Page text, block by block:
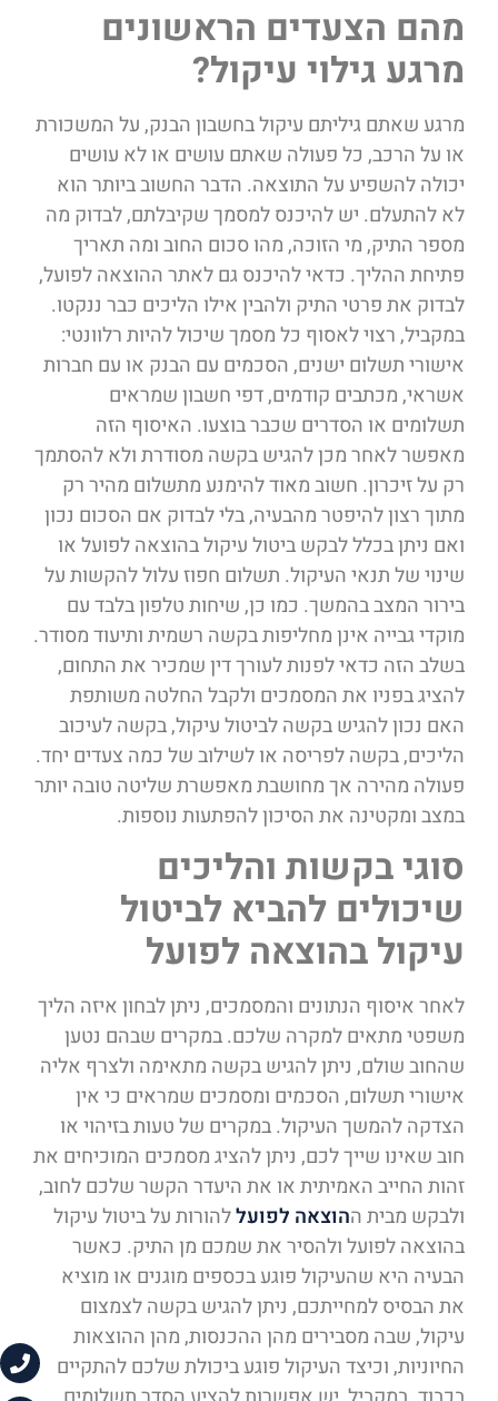
מהם הצעדים הראשונים
מרגע גילוי עיקול?
מרגע שאתם גיליתם עיקול בחשבון הבנק, על המשכורת
או על הרכב, כל פעולה שאתם עושים או לא עושים
יכולה להשפיע על התוצאה. הדבר החשוב ביותר הוא
לא להתעלם. יש להיכנס למסמך שקיבלתם, לבדוק מה
מספר התיק, מי הזוכה, מהו סכום החוב ומה תאריך
פתיחת ההליך. כדאי להיכנס גם לאתר ההוצאה לפועל,
לבדוק את פרטי התיק ולהבין אילו הליכים כבר ננקטו.
במקביל, רצוי לאסוף כל מסמך שיכול להיות רלוונטי:
אישורי תשלום ישנים, הסכמים עם הבנק או עם חברות
אשראי, מכתבים קודמים, דפי חשבון שמראים
תשלומים או הסדרים שכבר בוצעו. האיסוף הזה
מאפשר לאחר מכן להגיש בקשה מסודרת ולא להסתמך
רק על זיכרון. חשוב מאוד להימנע מתשלום מהיר רק
מתוך רצון להיפטר מהבעיה, בלי לבדוק אם הסכום נכון
ואם ניתן בכלל לבקש ביטול עיקול בהוצאה לפועל או
שינוי של תנאי העיקול. תשלום חפוז עלול להקשות על
בירור המצב בהמשך. כמו כן, שיחות טלפון בלבד עם
מוקדי גבייה אינן מחליפות בקשה רשמית ותיעוד מסודר.
בשלב הזה כדאי לפנות לעורך דין שמכיר את התחום,
להציג בפניו את המסמכים ולקבל החלטה משותפת
האם נכון להגיש בקשה לביטול עיקול, בקשה לעיכוב
הליכים, בקשה לפריסה או לשילוב של כמה צעדים יחד.
פעולה מהירה אך מחושבת מאפשרת שליטה טובה יותר
במצב ומקטינה את הסיכון להפתעות נוספות.
סוגי בקשות והליכים
שיכולים להביא לביטול
עיקול בהוצאה לפועל
לאחר איסוף הנתונים והמסמכים, ניתן לבחון איזה הליך
משפטי מתאים למקרה שלכם. במקרים שבהם נטען
שהחוב שולם, ניתן להגיש בקשה מתאימה ולצרף אליה
אישורי תשלום, הסכמים ומסמכים שמראים כי אין
הצדקה להמשך העיקול. במקרים של טעות בזיהוי או
חוב שאינו שייך לכם, ניתן להציג מסמכים המוכיחים את
זהות החייב האמיתית או את היעדר הקשר שלכם לחוב,
ולבקש מבית ההוצאה לפועללהורות על ביטול עיקול
בהוצאה לפועל ולהסיר את שמכם מן התיק. כאשר
הבעיה היא שהעיקול פוגע בכספים מוגנים או מוציא
את הבסיס למחייתכם, ניתן להגיש בקשה לצמצום
עיקול, שבה מסבירים מהן ההכנסות, מהן ההוצאות
החיוניות, וכיצד העיקול פוגע ביכולת שלכם להתקיים